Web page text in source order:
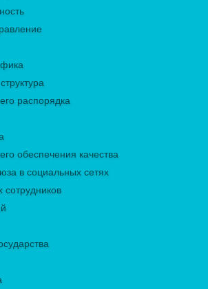
распорядка
обеспечения качества
в социальных сетях